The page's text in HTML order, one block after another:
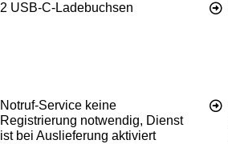
2 USB-C-Ladebuchsen
Notruf-Service keine
Registrierung notwendig, Dienst
ist bei Auslieferung aktiviert